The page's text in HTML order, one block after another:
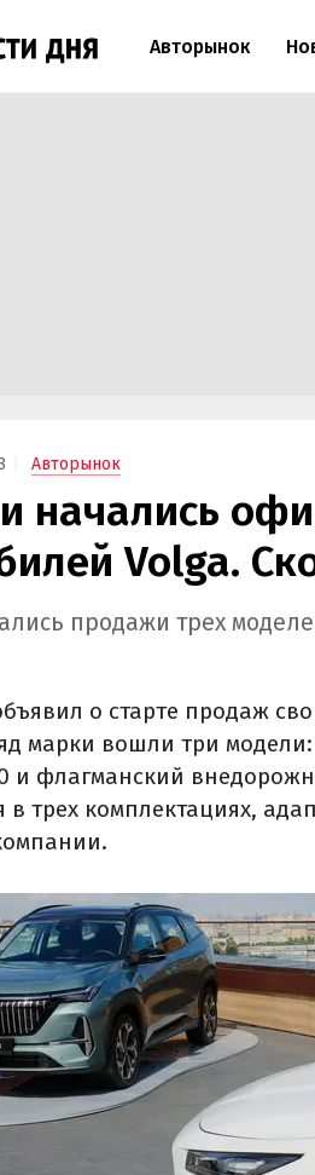
Авторынок
Авторынок
начались
Volga.
продажи трех
о старте продаж
марки вошли три
и флагманский
в трех комплектациях,